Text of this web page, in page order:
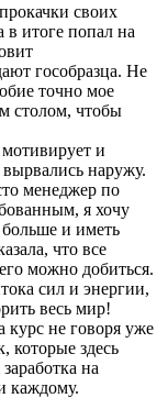
своих
итоге попал на
гособразца. Не
точно мое
столом, чтобы
и
наружу.
менеджер по
я хочу
больше и иметь
что все
можно добиться.
сил и энергии,
весь мир!
курс не говоря уже
которые здесь
на
каждому.